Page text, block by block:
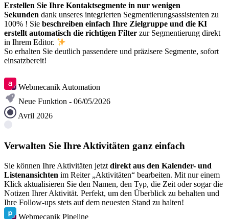
Erstellen Sie Ihre Kontaktsegmente in nur wenigen
Sekunden dank unseres integrierten Segmentierungsassistenten zu
100% ! Sie beschreiben einfach Ihre Zielgruppe und die KI
erstellt automatisch die richtigen Filter zur Segmentierung direkt
in Ihrem Editor.
So erhalten Sie deutlich passendere und präzisere Segmente, sofort
einsatzbereit!
Webmecanik Automation
Neue Funktion - 06/05/2026
Avril 2026
Verwalten Sie Ihre Aktivitäten ganz einfach
Sie können Ihre Aktivitäten jetzt direkt aus den Kalender- und
Listenansichten im Reiter „Aktivitäten“ bearbeiten. Mit nur einem
Klick aktualisieren Sie den Namen, den Typ, die Zeit oder sogar die
Notizen Ihrer Aktivität. Perfekt, um den Überblick zu behalten und
Ihre Follow-ups stets auf dem neuesten Stand zu halten!
Webmecanik Pipeline